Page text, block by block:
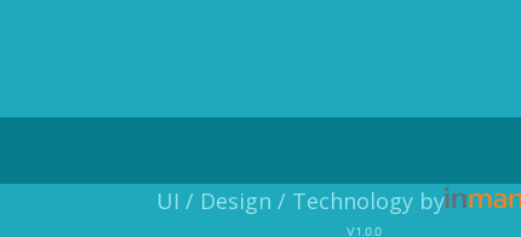
UI / Design / Technology by
v1.0.0